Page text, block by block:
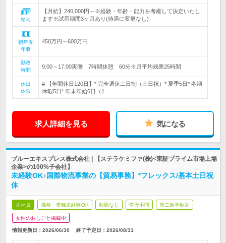
給与
【月給】240,000円～※経験・年齢・能力を考慮して決定いたし
ます※試用期間3ヶ月あり(待遇に変更なし)
初年度
年収
450万円～600万円
勤務
時間
9:00～17:00実働 7時間休憩 60分※月平均残業25時間
休日
休暇
# 【年間休日120日】* 完全週休二日制（土日祝）* 夏季5日* 冬期
休暇5日* 年末年始6日（1…
求人詳細を見る 気になる
ブルーエキスプレス株式会社 | 【ステラケミファ(株)<東証プライム市場上場
企業>の100%子会社】
未経験OK♪国際物流事業の【貿易事務】*フレックス/基本土日祝
休
正社員 職種・業種未経験OK 転勤なし 学歴不問 第二新卒歓迎
女性のおしごと掲載中
情報更新日：2026/06/30 終了予定日： 2026/08/31